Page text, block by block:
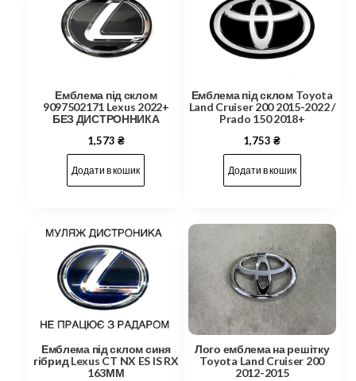
Емблема під склом
9097502171 Lexus 2022+
БЕЗ ДИСТРОННИКА
1,573 ₴
Додати в кошик
Емблема під склом Toyota
Land Cruiser 200 2015-2022 /
Prado 150 2018+
1,753₴
Додати в кошик
Емблема під склом синя
гібрид Lexus CT NX ES IS RX
163ММ
Лого емблема на решітку
Toyota Land Cruiser 200
2012-2015